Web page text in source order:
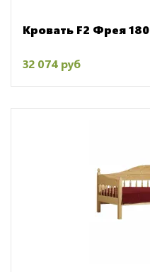
Кровать F2 Фрея 180
32 074 руб